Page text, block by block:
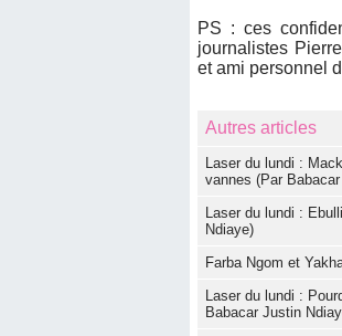
PS : ces
journalistes
et ami personnel
Autres articles
Laser du lundi :
vannes (Par
Laser du lundi :
Ndiaye)
Farba Ngom et
Laser du lundi :
Babacar Justin